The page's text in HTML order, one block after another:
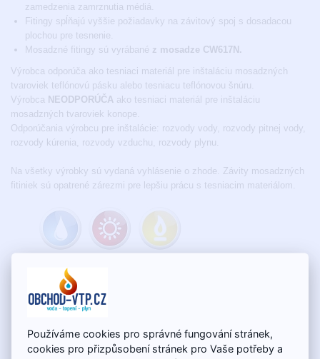
zamedzenia zamrznutia médiá.
Fitingy spĺňajú vyššie požiadavky na závitový spoj s dosadacou
plochou pre tesnenie.
Mosadzné fitingy sú vyrábané z mosadze CW617N.
Výrobca odporúča ako tesniaci materiál pre inštaláciu mosadzných
tvaroviek teflónovú pásku alebo tesniacu teflónovou šnúru.
Výrobca NEODPORÚČA ako tesniaci materiál pre inštaláciu
mosadzných tvaroviek konope.
Odporúčania výrobcu pre inštalácie: rozvody vody, rozvody pitnej vody,
rozvody kúrenia, rozvody vzduchu, rozvody plynu.
Na všetky výrobky sú vydaná vyhlásenie o zhode. Závity mosadzných
fitiniek sú opatrené zárezmi pre lepšiu prácu s tesniacim materiálom.
Súčasne zákazníci kupujú
Používáme cookies pro správné fungování stránek,
cookies pro přizpůsobení stránek pro Vaše potřeby a